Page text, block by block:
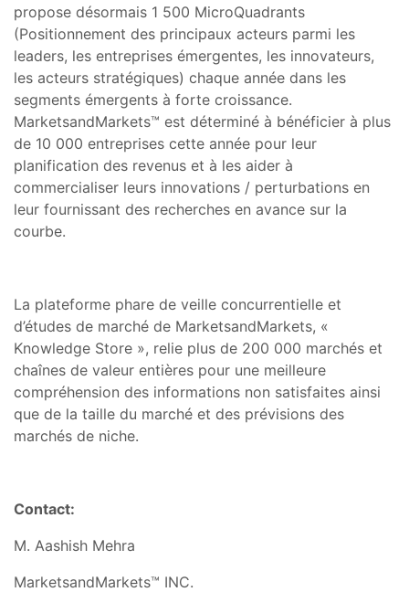
propose désormais 1 500 MicroQuadrants
(Positionnement des principaux acteurs parmi les
leaders, les entreprises émergentes, les innovateurs,
les acteurs stratégiques) chaque année dans les
segments émergents à forte croissance.
MarketsandMarkets™ est déterminé à bénéficier à plus
de 10 000 entreprises cette année pour leur
planification des revenus et à les aider à
commercialiser leurs innovations / perturbations en
leur fournissant des recherches en avance sur la
courbe.
La plateforme phare de veille concurrentielle et
d’études de marché de MarketsandMarkets, «
Knowledge Store », relie plus de 200 000 marchés et
chaînes de valeur entières pour une meilleure
compréhension des informations non satisfaites ainsi
que de la taille du marché et des prévisions des
marchés de niche.
Contact:
M. Aashish Mehra
MarketsandMarkets™ INC.